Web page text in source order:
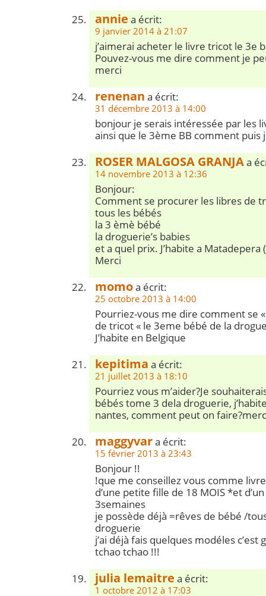
annie a écrit:
9 janvier 2014 à 21:07
j’aimerai acheter le livre tricot le 3e
Pouvez-vous me dire comment je
merci
renenan a écrit:
31 décembre 2013 à 14:00
bonjour je serais intéressée par les
ainsi que le 3ème BB comment puis
ROSER MALGOSA GRANJAa
14 novembre 2013 à 12:36
Bonjour:
Comment se procurer les libres de
tous les bébés
la 3 èmè bébé
la droguerie’s babies
et a quel prix. J’habite a Matadepera
Merci
momoa écrit:
25 octobre 2013 à 14:00
Pourriez-vous me dire comment se
de tricot « le 3eme bébé de la
J’habite en Belgique
kepitima a écrit:
21 juillet 2013 à 18:10
Pourriez vous m’aider?Je
bébés tome 3 dela droguerie,
nantes, comment peut on
maggyvara écrit:
15 février 2013 à 23:43
Bonjour !!
!que me conseillez vous comme
d’une petite fille de 18 MOIS *et
3semaines
je possède déjà =rêves de bébé /
droguerie
j’ai déjà fais quelques modéles c’est
tchao tchao !!!
julia lemaitre a écrit:
1 octobre 2012 à 17:03